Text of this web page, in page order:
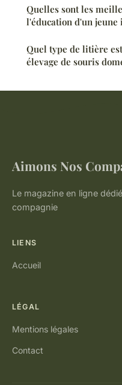
Quelles sont les
l'éducation d'un jeune
Quel type de litière
élevage de souris
Aimons Nos
Le magazine en ligne
compagnie
LIENS
Accueil
LÉGAL
Mentions légales
Contact